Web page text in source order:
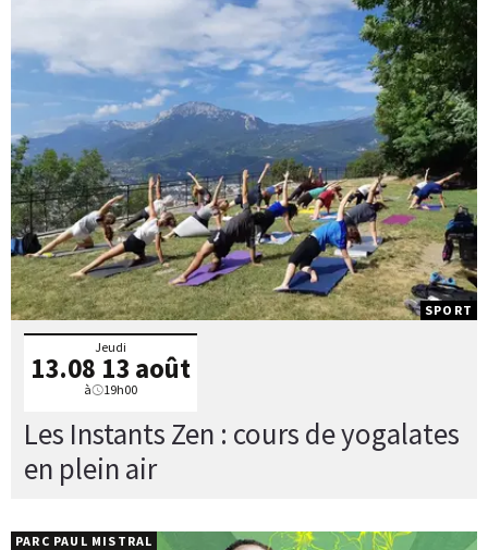
Les Instants Zen : cours de yogalates
en plein air
Jeudi
13.08 13 août
à 19h00
SPORT
PARC PAUL MISTRAL